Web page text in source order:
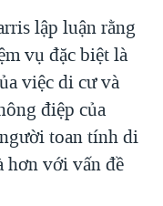
lập luận rằng
vụ đặc biệt là
việc di cư và
điệp của
toan tính di
hơn với vấn đề